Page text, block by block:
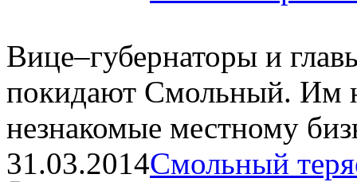
Вице–губернаторы и
покидают Смольный. Им
незнакомые местному
31.03.2014Смольный